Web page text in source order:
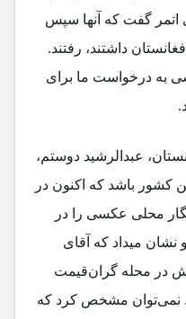
اتمر گفت که آنها سپس
داشتند، رفتند.
به درخواست ما برای
عبدالرشید دوستم،
کشور باشد که اکنون در
محلی عکسی را در
نشان میداد که آقای
در محله گران‌قیمت
نمی‌توان مشخص کرد که